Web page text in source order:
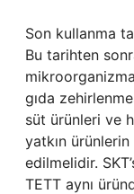
Son kullanma
Bu tarihten
gıda
süt ürünleri ve
yatkın
edilmelidir.
TETT aynı